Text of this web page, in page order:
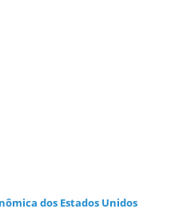
dos Estados Unidos